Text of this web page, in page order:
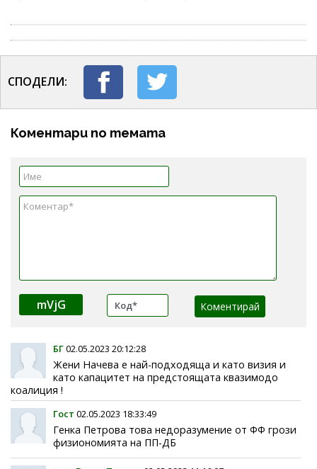
СПОДЕЛИ:
Коментари по темата
mVjG
БГ02.05.2023 20:12:28
Жени Начева е най-подходяща и като визия и
като капацитет на предстоящата квазимодо
коалиция !
Гост 02.05.2023 18:33:49
Генка Петрова това недоразумение от ФФ грози
физиономията на ПП-ДБ